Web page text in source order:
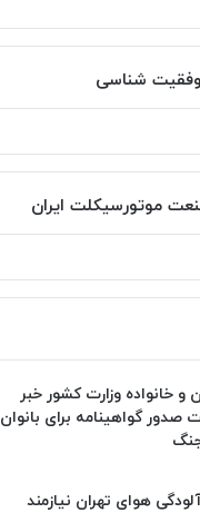
شناسی
موتورسیکلت ایران
و خانواده وزارت کشور خبر
صدور گواهینامه برای بانوان
هوای تهران نیازمند